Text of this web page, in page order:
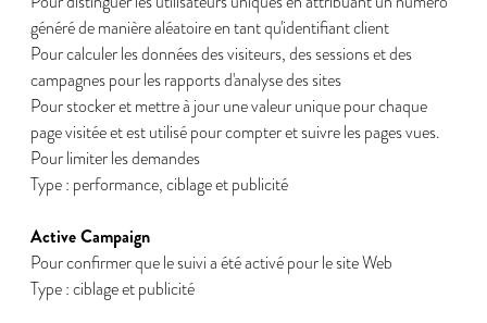
généré de manière aléatoire en tant qu'identifiant client
Pour calculer les données des visiteurs, des sessions et des
campagnes pour les rapports d'analyse des sites
Pour stocker et mettre à jour une valeur unique pour chaque
page visitée et est utilisé pour compter et suivre les pages vues.
Pour limiter les demandes
Type : performance, ciblage et publicité
Active Campaign
Pour confirmer que le suivi a été activé pour le site Web
Type : ciblage et publicité